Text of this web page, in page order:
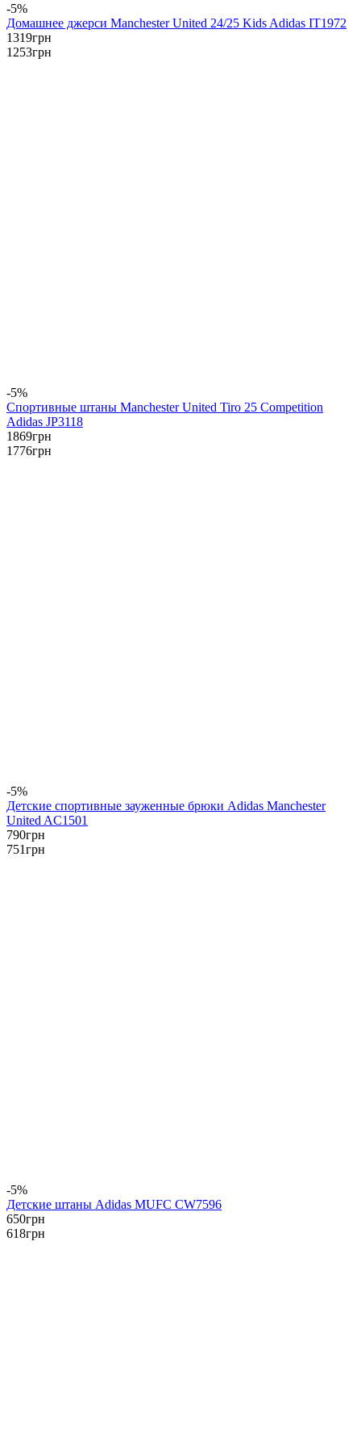
-5%
Домашнее джерси Manchester United 24/25 Kids Adidas IT1972
1319грн
1253грн
-5%
Спортивные штаны Manchester United Tiro 25 Competition
Adidas JP3118
1869грн
1776грн
-5%
Детские спортивные зауженные брюки Adidas Manchester
United AC1501
790грн
751грн
-5%
Детские штаны Adidas MUFC CW7596
650грн
618грн